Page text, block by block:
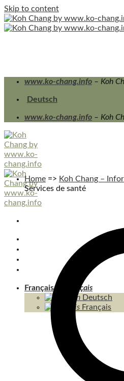
Skip to content
www.ko-chang.info – Koh
Deutsch
www.ko-chang.info – Koh
KOH KOOD & ÎLES
THAÏLANDE
CONTENU / SITEMAP
Français
Deutsch
Français
Home => Koh Chang –
Services de santé